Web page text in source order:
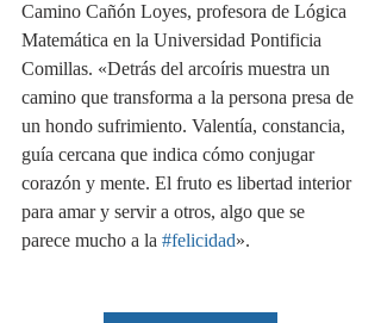
Camino Cañón Loyes, profesora de Lógica
Matemática en la Universidad Pontificia
Comillas. «Detrás del arcoíris muestra un
camino que transforma a la persona presa de
un hondo sufrimiento. Valentía, constancia,
guía cercana que indica cómo conjugar
corazón y mente. El fruto es libertad interior
para amar y servir a otros, algo que se
parece mucho a la #felicidad».